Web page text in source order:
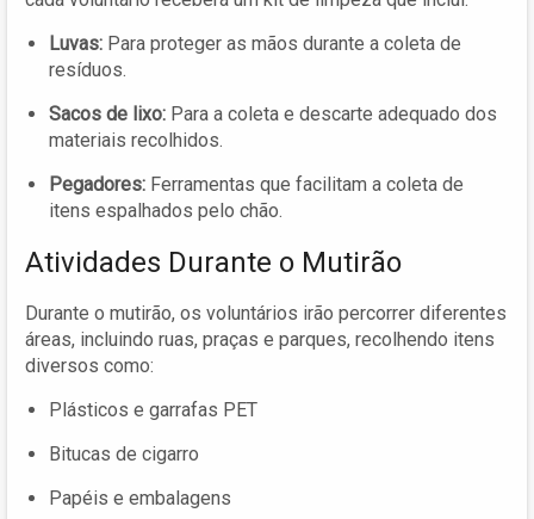
Luvas: Para proteger as mãos durante a coleta de
resíduos.
Sacos de lixo: Para a coleta e descarte adequado dos
materiais recolhidos.
Pegadores: Ferramentas que facilitam a coleta de
itens espalhados pelo chão.
Atividades Durante o Mutirão
Durante o mutirão, os voluntários irão percorrer diferentes
áreas, incluindo ruas, praças e parques, recolhendo itens
diversos como:
Plásticos e garrafas PET
Bitucas de cigarro
Papéis e embalagens